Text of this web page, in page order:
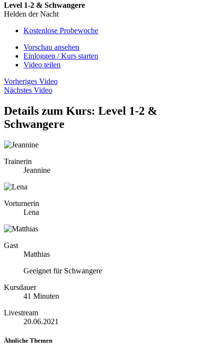
Level 1-2 & Schwangere
Helden der Nacht
Kostenlose Probewoche
Vorschau ansehen
Einloggen / Kurs starten
Video teilen
Vorheriges Video
Nächstes Video
Details zum Kurs: Level 1-2 &
Schwangere
Trainerin
Jeannine
Vorturnerin
Lena
Gast
Matthias
Geeignet für Schwangere
Kursdauer
41 Minuten
Livestream
20.06.2021
Ähnliche Themen